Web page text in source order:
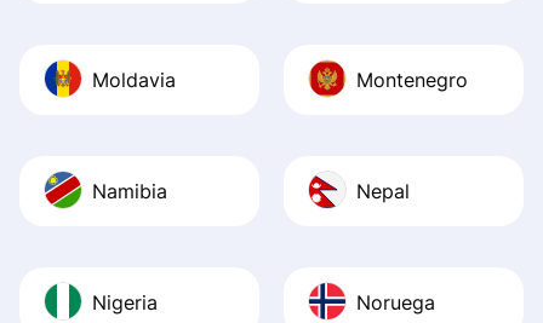
Moldavia Montenegro
Namibia Nepal
Nigeria Noruega